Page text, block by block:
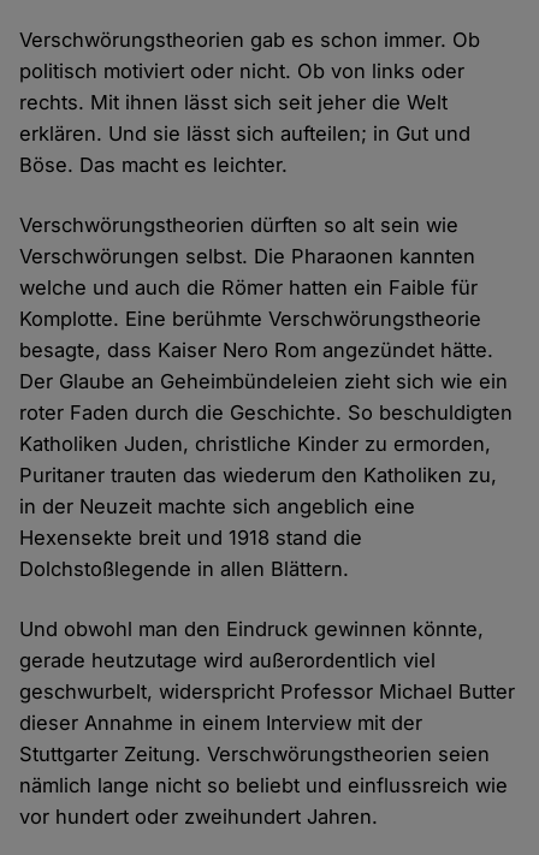
Verschwörungstheorien gab es schon immer. Ob
politisch motiviert oder nicht. Ob von links oder
rechts. Mit ihnen lässt sich seit jeher die Welt
erklären. Und sie lässt sich aufteilen; in Gut und
Böse. Das macht es leichter.
Verschwörungstheorien dürften so alt sein wie
Verschwörungen selbst. Die Pharaonen kannten
welche und auch die Römer hatten ein Faible für
Komplotte. Eine berühmte Verschwörungstheorie
besagte, dass Kaiser Nero Rom angezündet hätte.
Der Glaube an Geheimbündeleien zieht sich wie ein
roter Faden durch die Geschichte. So beschuldigten
Katholiken Juden, christliche Kinder zu ermorden,
Puritaner trauten das wiederum den Katholiken zu,
in der Neuzeit machte sich angeblich eine
Hexensekte breit und 1918 stand die
Dolchstoßlegende in allen Blättern.
Und obwohl man den Eindruck gewinnen könnte,
gerade heutzutage wird außerordentlich viel
geschwurbelt, widerspricht Professor Michael Butter
dieser Annahme in einem Interview mit der
Stuttgarter Zeitung. Verschwörungstheorien seien
nämlich lange nicht so beliebt und einflussreich wie
vor hundert oder zweihundert Jahren.